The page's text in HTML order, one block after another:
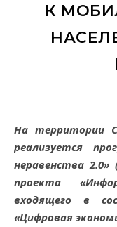
К
На территории Смоленской области с 2021 года
реализуется
неравенства
проекта
входящего в
«Цифровая